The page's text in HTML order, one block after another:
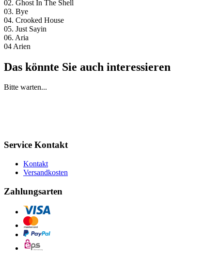
02. Ghost In The Shell
03. Bye
04. Crooked House
05. Just Sayin
06. Aria
04 Arien
Das könnte Sie auch interessieren
Bitte warten...
Service Kontakt
Kontakt
Versandkosten
Zahlungsarten